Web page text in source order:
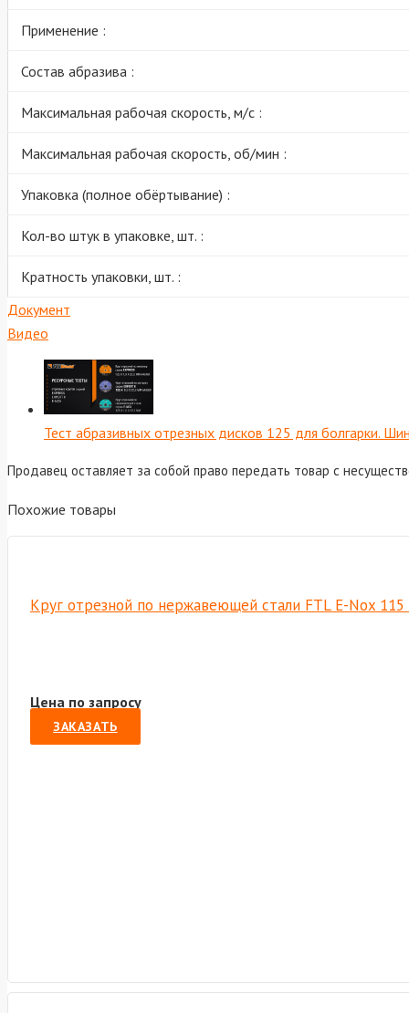
Применение :
Состав абразива :
Максимальная рабочая скорость, м/с :
Максимальная рабочая скорость, об/мин :
Упаковка (полное обёртывание) :
Кол-во штук в упаковке, шт. :
Кратность упаковки, шт. :
Документ
Видео
Тест абразивных отрезных дисков 125 для болгарки.
Продавец оставляет за собой право передать товар с
Похожие товары
Круг отрезной по нержавеющей стали FTL E-Nox
Цена по запросу
ЗАКАЗАТЬ